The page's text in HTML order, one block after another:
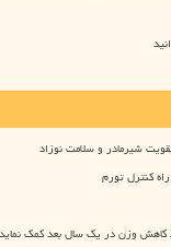
شیرمادر و سلامت نوزاد
کنترل تورم